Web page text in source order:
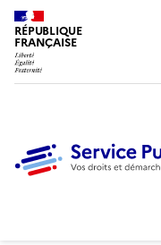
RÉPUBLIQUE
FRANÇAISE